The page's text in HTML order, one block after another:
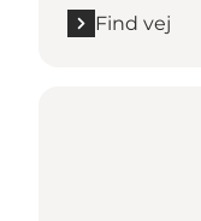
Find vej